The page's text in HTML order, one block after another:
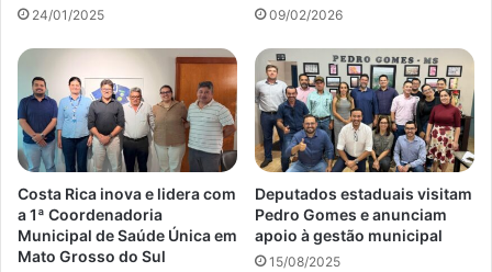
24/01/2025 09/02/2026
Costa Rica inova e lidera com
a 1ª Coordenadoria
Municipal de Saúde Única em
Mato Grosso do Sul
Deputados estaduais visitam
Pedro Gomes e anunciam
apoio à gestão municipal
15/08/2025